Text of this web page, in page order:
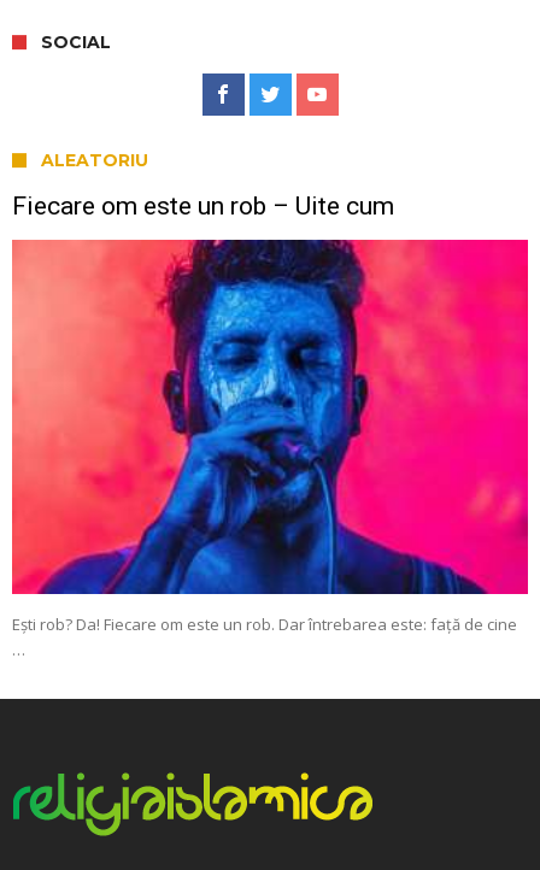
SOCIAL
ALEATORIU
Fiecare om este un rob – Uite cum
Ești rob? Da! Fiecare om este un rob. Dar întrebarea este: față de cine
…